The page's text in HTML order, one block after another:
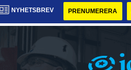
NYHETSBREV PRENUMERERA